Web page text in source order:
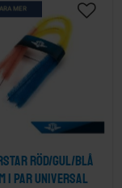
röd/gul/blå
1 par Universal
MER
Lägg